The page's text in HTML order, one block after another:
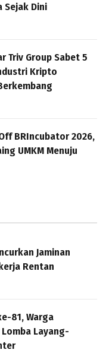
Sejak Dini
Triv Group Sabet 5
Kripto
BRIncubator 2026,
UMKM Menuju
Jaminan
Rentan
81, Warga
Layang-